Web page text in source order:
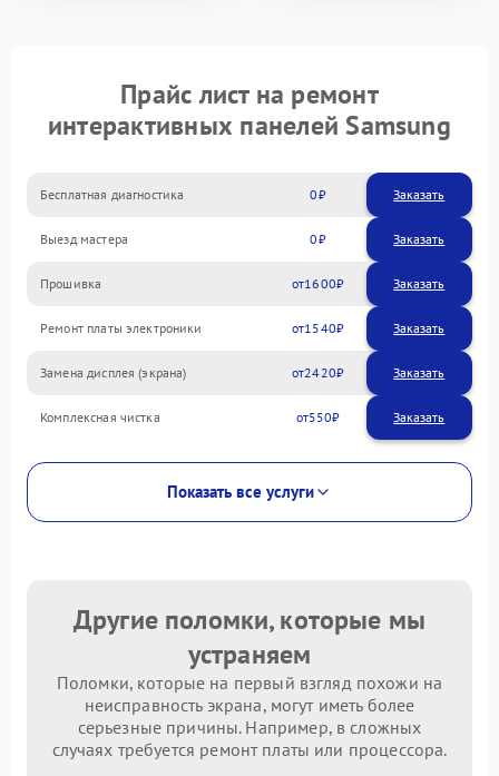
Прайс лист на ремонт
интерактивных панелей Samsung
Бесплатная диагностика 0 Заказать
Выезд мастера 0 Заказать
Прошивка 1600
Ремонт платы электроники 1540
Замена дисплея (экрана) 2420
Комплексная чистка 550
Показать все услуги
Другие поломки, которые мы
устраняем
Поломки, которые на первый взгляд похожи на
неисправность экрана, могут иметь более
серьезные причины. Например, в сложных
случаях требуется ремонт платы или процессора.